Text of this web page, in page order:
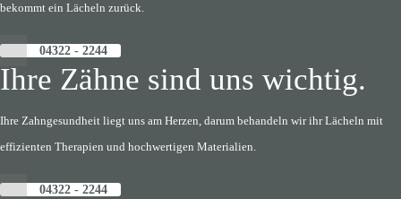
bekommt ein Lächeln zurück.
04322 - 2244
Ihre Zähne sind uns wichtig.
Ihre Zahngesundheit liegt uns am Herzen, darum behandeln wir ihr Lächeln mit
effizienten Therapien und hochwertigen Materialien.
04322 - 2244